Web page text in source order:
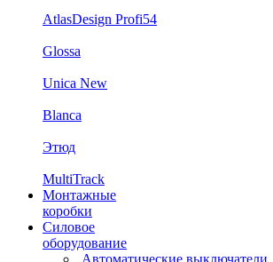
AtlasDesign Profi54
Glossa
Unica New
Blanca
Этюд
MultiTrack
Монтажные
коробки
Силовое
оборудование
Автоматические выключатели